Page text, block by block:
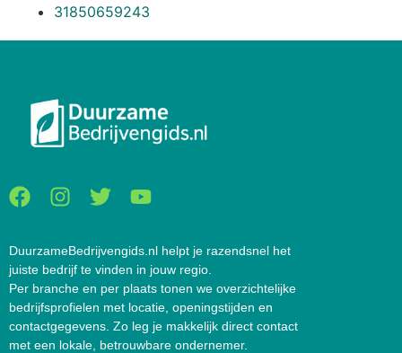
31850659243
DuurzameBedrijvengids.nl helpt je razendsnel het
juiste bedrijf te vinden in jouw regio.
Per branche en per plaats tonen we overzichtelijke
bedrijfsprofielen met locatie, openingstijden en
contactgegevens. Zo leg je makkelijk direct contact
met een lokale, betrouwbare ondernemer.